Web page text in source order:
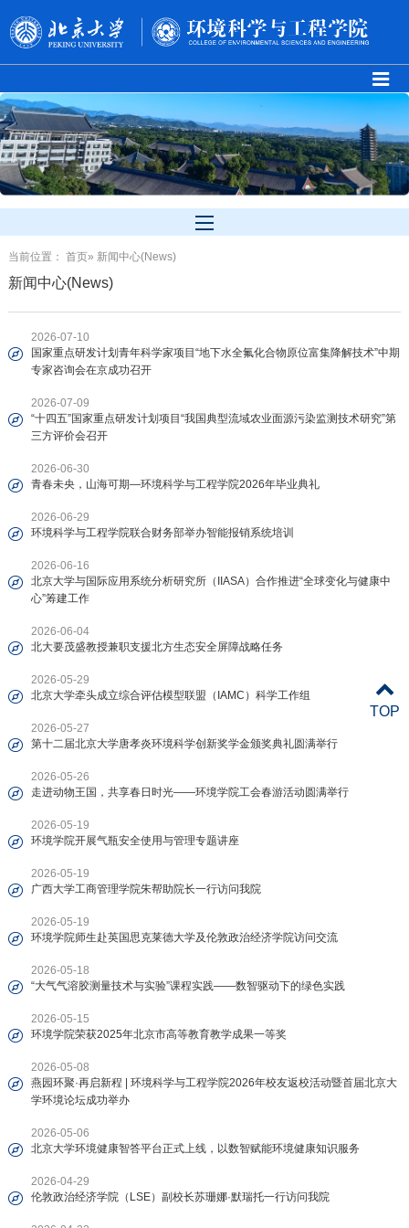
当前位置： 首页» 新闻中心(News)
新闻中心(News)
2026-07-10
国家重点研发计划青年科学家项目“地下水全氟化合物原位富集降解技术”中期
专家咨询会在京成功召开
2026-07-09
“十四五”国家重点研发计划项目“我国典型流域农业面源污染监测技术研究”第
三方评价会召开
2026-06-30
青春未央，山海可期—环境科学与工程学院2026年毕业典礼
2026-06-29
环境科学与工程学院联合财务部举办智能报销系统培训
2026-06-16
北京大学与国际应用系统分析研究所（IIASA）合作推进“全球变化与健康中
心”筹建工作
2026-06-04
北大要茂盛教授兼职支援北方生态安全屏障战略任务
2026-05-29
北京大学牵头成立综合评估模型联盟（IAMC）科学工作组
2026-05-27
第十二届北京大学唐孝炎环境科学创新奖学金颁奖典礼圆满举行
2026-05-26
走进动物王国，共享春日时光——环境学院工会春游活动圆满举行
2026-05-19
环境学院开展气瓶安全使用与管理专题讲座
2026-05-19
广西大学工商管理学院朱帮助院长一行访问我院
2026-05-19
环境学院师生赴英国思克莱德大学及伦敦政治经济学院访问交流
2026-05-18
“大气气溶胶测量技术与实验”课程实践——数智驱动下的绿色实践
2026-05-15
环境学院荣获2025年北京市高等教育教学成果一等奖
2026-05-08
燕园环聚·再启新程 | 环境科学与工程学院2026年校友返校活动暨首届北京大
学环境论坛成功举办
2026-05-06
北京大学环境健康智答平台正式上线，以数智赋能环境健康知识服务
2026-04-29
伦敦政治经济学院（LSE）副校长苏珊娜·默瑞托一行访问我院
TOP